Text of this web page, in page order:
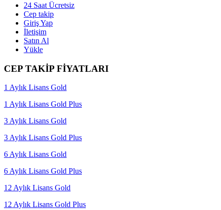
24 Saat Ücretsiz
Cep takip
Giriş Yap
İletişim
Satın Al
Yükle
CEP TAKİP FİYATLARI
1 Aylık Lisans Gold
1 Aylık Lisans Gold Plus
3 Aylık Lisans Gold
3 Aylık Lisans Gold Plus
6 Aylık Lisans Gold
6 Aylık Lisans Gold Plus
12 Aylık Lisans Gold
12 Aylık Lisans Gold Plus